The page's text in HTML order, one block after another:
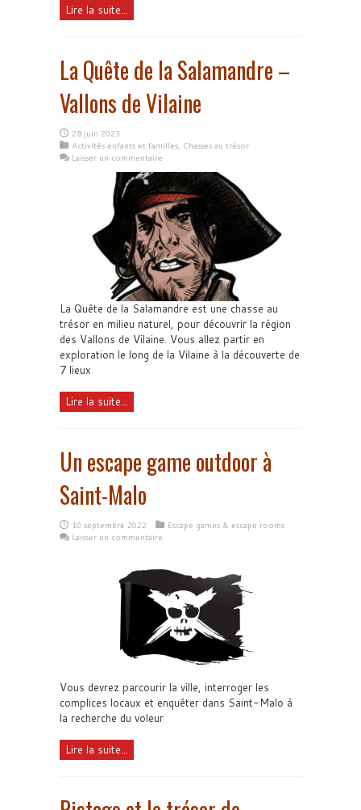
Lire la suite...
La Quête de la Salamandre –
Vallons de Vilaine
28 juin 2023
Activités enfants et familles, Chasses au trésor
Laisser un commentaire
La Quête de la Salamandre est une chasse au
trésor en milieu naturel, pour découvrir la région
des Vallons de Vilaine. Vous allez partir en
exploration le long de la Vilaine à la découverte de
7 lieux
Lire la suite...
Un escape game outdoor à
Saint-Malo
10 septembre 2022
Escape games & escape rooms
Laisser un commentaire
Vous devrez parcourir la ville, interroger les
complices locaux et enquêter dans Saint-Malo à
la recherche du voleur
Lire la suite...